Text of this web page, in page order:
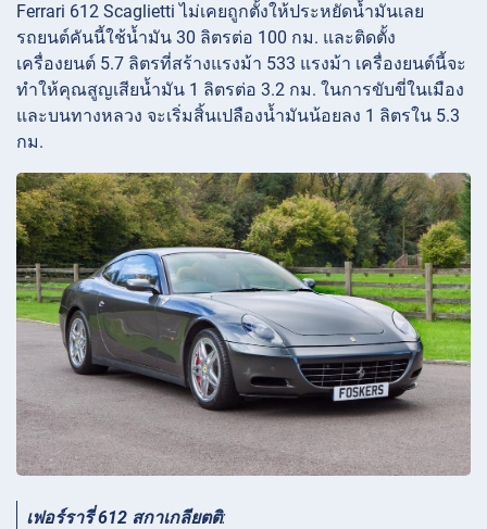
Ferrari 612 Scaglietti ไม่เคยถูกตั้งให้ประหยัดน้ำมันเลย
รถยนต์คันนี้ใช้น้ำมัน 30 ลิตรต่อ 100 กม. และติดตั้ง
เครื่องยนต์ 5.7 ลิตรที่สร้างแรงม้า 533 แรงม้า เครื่องยนต์นี้จะ
ทำให้คุณสูญเสียน้ำมัน 1 ลิตรต่อ 3.2 กม. ในการขับขี่ในเมือง
และบนทางหลวง จะเริ่มสิ้นเปลืองน้ำมันน้อยลง 1 ลิตรใน 5.3
กม.
เฟอร์รารี่ 612 สกาเกลียตติ: